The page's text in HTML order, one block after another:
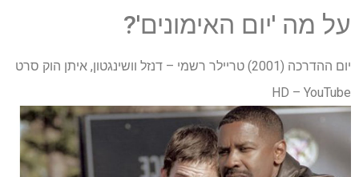
על מה 'יום האימונים'?
יום ההדרכה (2001) טריילר רשמי – דנזל וושינגטון, איתן הוק סרט
HD – YouTube